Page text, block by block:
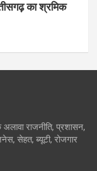
का श्रमिक
राजनीति, प्रशासन,
सेहत, ब्यूटी, रोजगार